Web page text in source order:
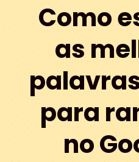
Como
as
para
no